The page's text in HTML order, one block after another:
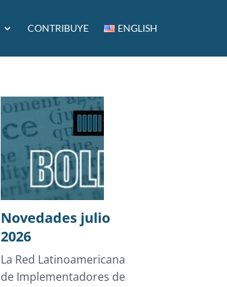
CONTRIBUYE ENGLISH
Novedades julio
2026
La Red Latinoamericana
de Implementadores de